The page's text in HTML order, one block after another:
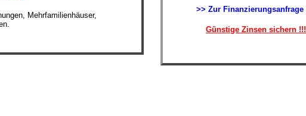
Mehrfamilienhäuser,
>> Zur Finanzierungsanfrage
Günstige Zinsen sichern !!!